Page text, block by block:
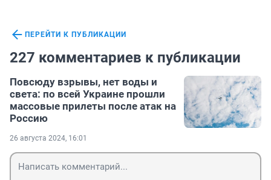
ПЕРЕЙТИ К ПУБЛИКАЦИИ
227 комментариев к публикации
Повсюду взрывы, нет воды и
света: по всей Украине прошли
массовые прилеты после атак на
Россию
26 августа 2024, 16:01